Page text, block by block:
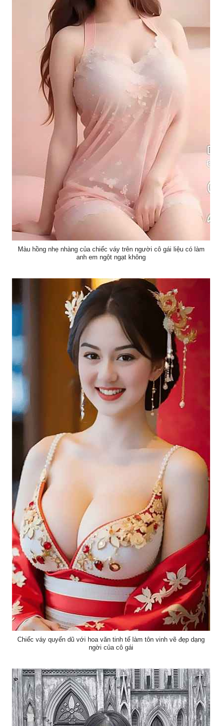
Màu hồng nhẹ nhàng của chiếc váy trên người cô gái liệu có làm
anh em ngột ngạt không
Chiếc váy quyến dũ với hoa văn tinh tế làm tôn vinh vẽ đẹp dạng
ngời của cô gái